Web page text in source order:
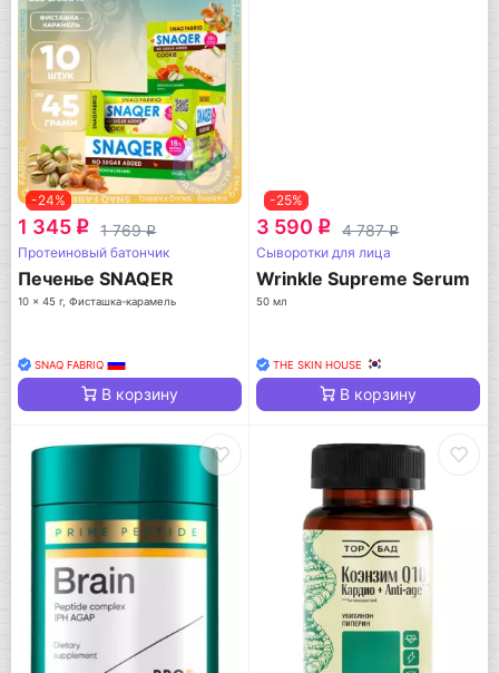
-24%
1 345 q 1 769q
Протеиновый батончик
Печенье SNAQER
10 x 45 г, Фисташка-карамель
SNAQ FABRIQ
В корзину
-25%
3 590 q 4 787q
Сыворотки для лица
Wrinkle Supreme Serum
50 мл
THE SKIN HOUSE
В корзину